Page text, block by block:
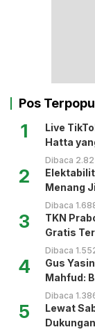
Pos
1
Live
Hatta
Dibaca
2
Menang
Dibaca
3
TKN
Gratis
Dibaca
4
Gus
Mahfud:
Dibaca
5
Lewat